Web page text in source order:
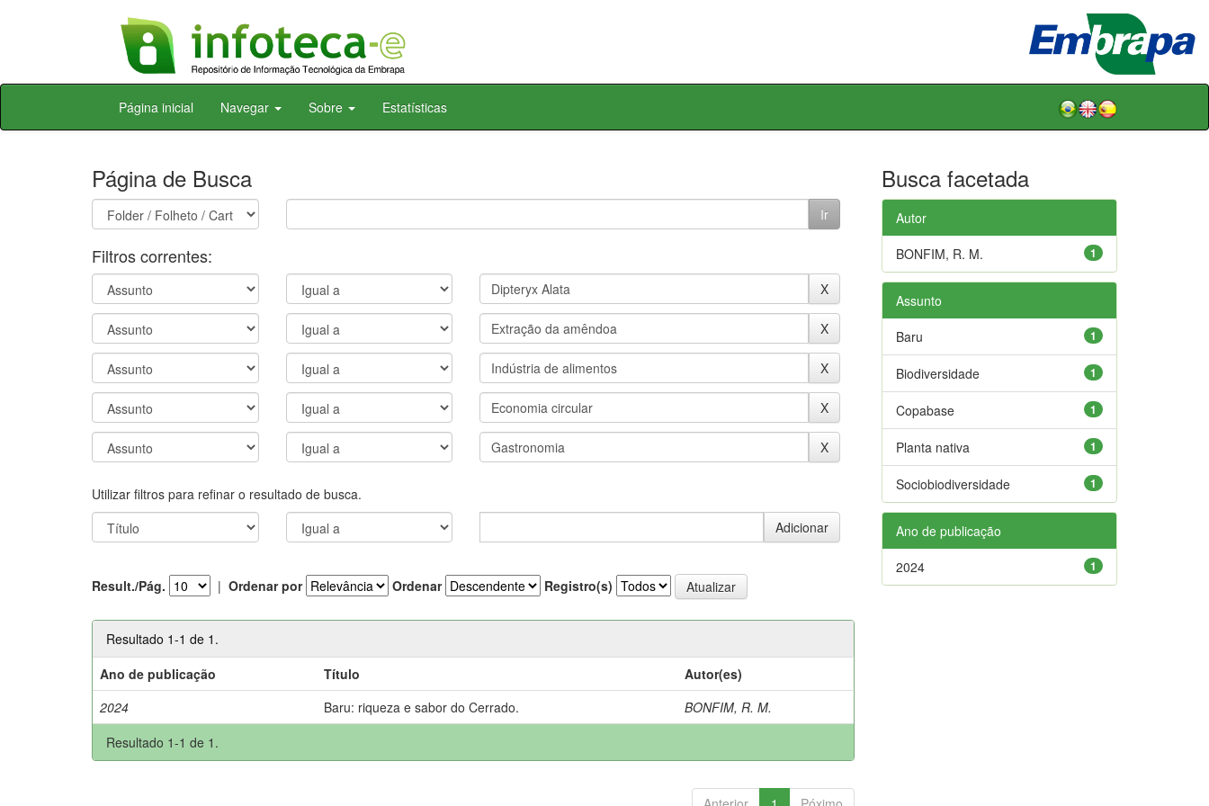
Skip
Página inicial Navegar Sobre Estatísticas
Página de Busca
Filtros correntes:
Utilizar filtros para refinar o resultado de busca.
Result./Pág. | Ordenar por Ordenar Registro(s)
Resultado 1-1 de 1.
Ano de publicação
Título
Autor(es)
2024
Baru: riqueza e sabor do Cerrado.
BONFIM, R. M.
Resultado 1-1 de 1.
Busca facetada
Autor
1
BONFIM, R. M.
Assunto
1
Baru
1
Biodiversidade
1
Copabase
1
Planta nativa
1
Sociobiodiversidade
Ano de publicação
1
2024